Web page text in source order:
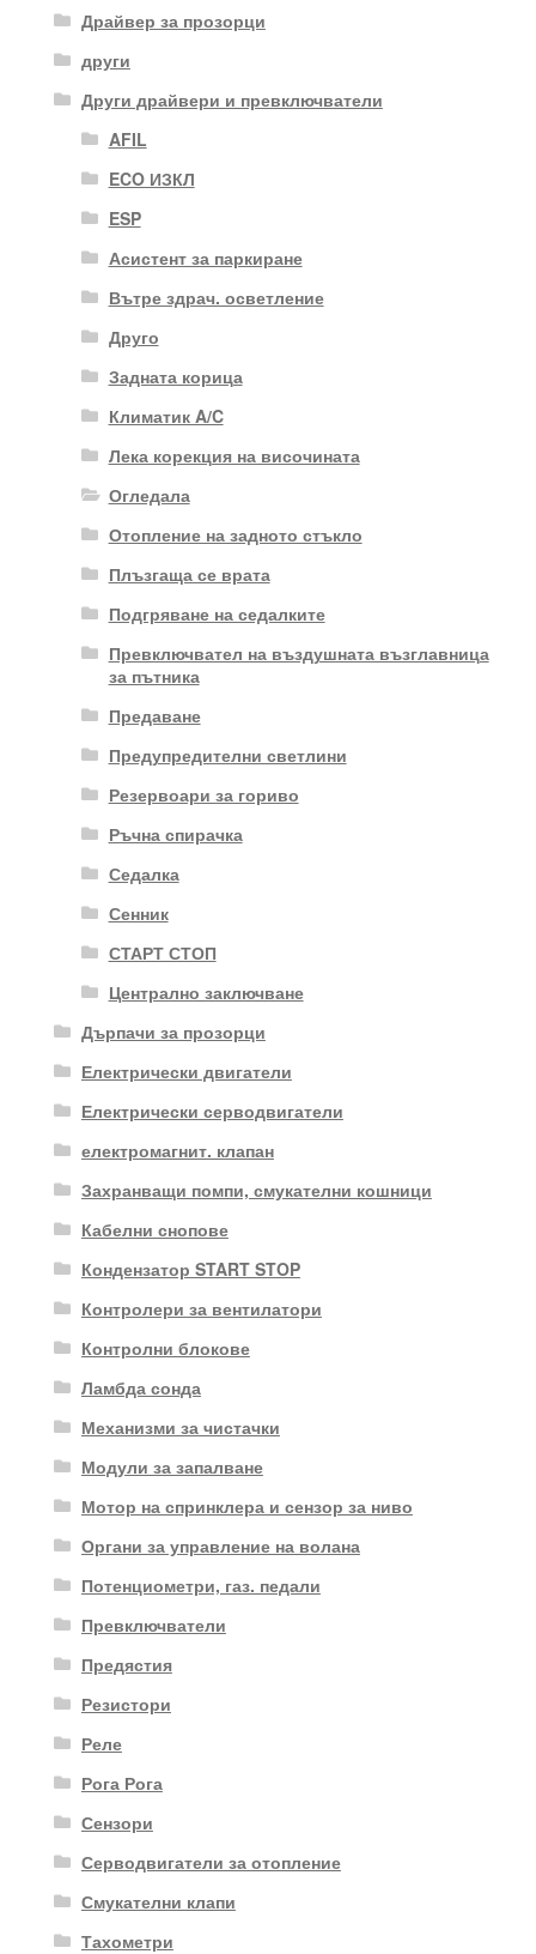
Драйвер за прозорци
други
Други драйвери и превключватели
AFIL
ECO ИЗКЛ
ESP
Асистент за паркиране
Вътре здрач. осветление
Друго
Задната корица
Климатик A/C
Лека корекция на височината
Огледала
Отопление на задното стъкло
Плъзгаща се врата
Подгряване на седалките
Превключвател на въздушната възглавница
за пътника
Предаване
Предупредителни светлини
Резервоари за гориво
Ръчна спирачка
Седалка
Сенник
СТАРТ СТОП
Централно заключване
Дърпачи за прозорци
Електрически двигатели
Електрически серводвигатели
електромагнит. клапан
Захранващи помпи, смукателни кошници
Кабелни снопове
Кондензатор START STOP
Контролери за вентилатори
Контролни блокове
Ламбда сонда
Механизми за чистачки
Модули за запалване
Мотор на спринклера и сензор за ниво
Органи за управление на волана
Потенциометри, газ. педали
Превключватели
Предястия
Резистори
Реле
Рога Рога
Сензори
Серводвигатели за отопление
Смукателни клапи
Тахометри